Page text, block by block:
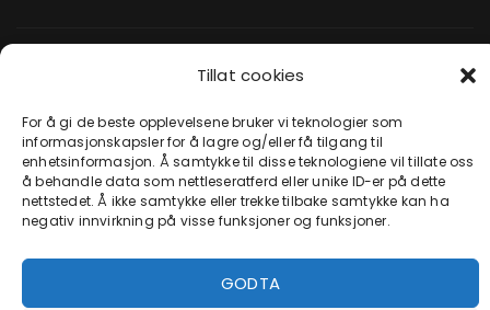
Tillat cookies
For å gi de beste opplevelsene bruker vi teknologier som
informasjonskapsler for å lagre og/eller få tilgang til
enhetsinformasjon. Å samtykke til disse teknologiene vil tillate oss
å behandle data som nettleseratferd eller unike ID-er på dette
nettstedet. Å ikke samtykke eller trekke tilbake samtykke kan ha
negativ innvirkning på visse funksjoner og funksjoner.
GODTA
2025 © CROSSHJØRNET / REKLAMEGARASJEN AS – orgnr.